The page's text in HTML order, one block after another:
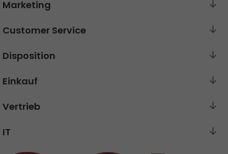
Pressematerial
GO! Pressekontakt
Marketing
Customer Service
Disposition
Einkauf
Vertrieb
IT